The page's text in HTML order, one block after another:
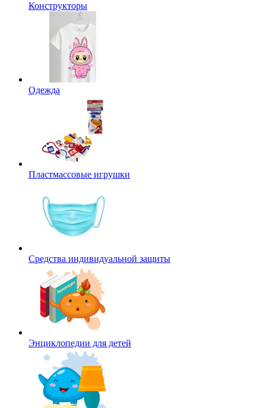
Конструкторы
Одежда
Пластмассовые игрушки
Средства индивидуальной защиты
Энциклопедии для детей